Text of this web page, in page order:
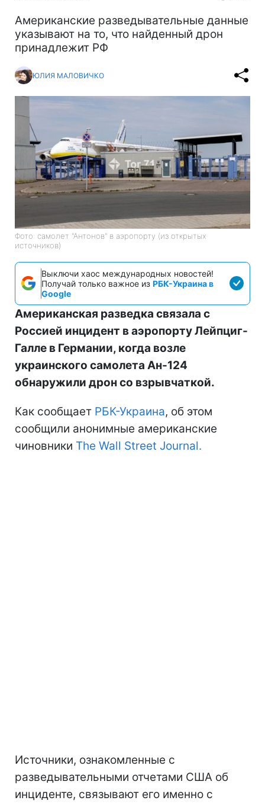
Американские разведывательные данные
указывают на то, что найденный дрон
принадлежит РФ
ЮЛИЯ МАЛОВИЧКО
Фото: самолет "Антонов" в аэропорту (из открытых
источников)
Выключи хаос международных новостей!
Получай только важное из РБК-Украина в
Google
Американская разведка связала с
Россией инцидент в аэропорту Лейпциг-
Галле в Германии, когда возле
украинского самолета Ан-124
обнаружили дрон со взрывчаткой.
Как сообщает РБК-Украина, об этом
сообщили анонимные американские
чиновники The Wall Street Journal.
Источники, ознакомленные с
разведывательными отчетами США об
инциденте, связывают его именно с